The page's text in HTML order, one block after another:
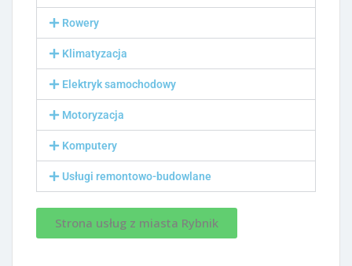
Rowery
Klimatyzacja
Elektryk samochodowy
Motoryzacja
Komputery
Usługi remontowo-budowlane
Strona usług z miasta Rybnik